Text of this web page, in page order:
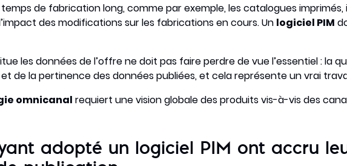
de fabrication long, comme par exemple, les catalogues imprimés,
des modifications sur les fabrications en cours. Un logiciel PIM
les données de l’offre ne doit pas faire perdre de vue l’essentiel : la
de la pertinence des données publiées, et cela représente un vrai
omnicanal requiert une vision globale des produits vis-à-vis des
adopté un logiciel PIM ont accru